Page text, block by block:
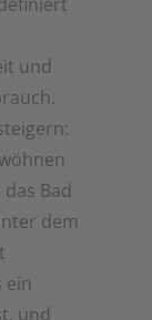
und
Bad
dem
ein
und